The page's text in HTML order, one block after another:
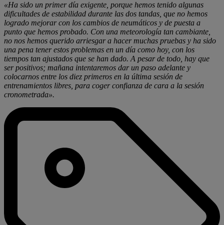
«Ha sido un primer día exigente, porque hemos tenido algunas
dificultades de estabilidad durante las dos tandas, que no hemos
logrado mejorar con los cambios de neumáticos y de puesta a
punto que hemos probado. Con una meteorología tan cambiante,
no nos hemos querido arriesgar a hacer muchas pruebas y ha sido
una pena tener estos problemas en un día como hoy, con los
tiempos tan ajustados que se han dado. A pesar de todo, hay que
ser positivos; mañana intentaremos dar un paso adelante y
colocarnos entre los diez primeros en la última sesión de
entrenamientos libres, para coger confianza de cara a la sesión
cronometrada».